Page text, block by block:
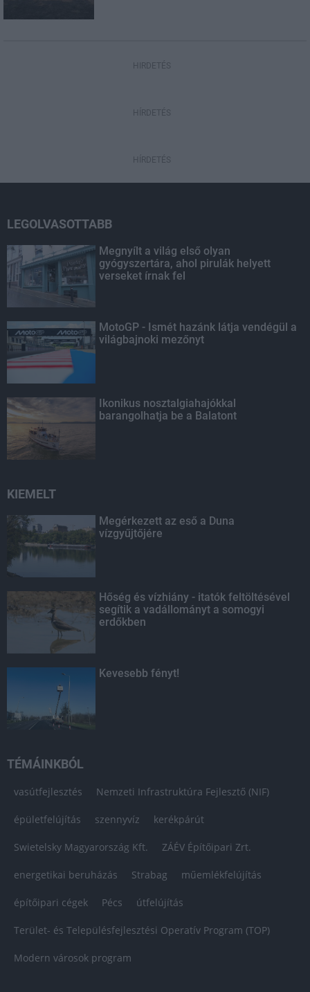
HIRDETÉS
HÍRDETÉS
HÍRDETÉS
LEGOLVASOTTABB
Megnyílt a világ első olyan
gyógyszertára, ahol pirulák helyett
verseket írnak fel
MotoGP - Ismét hazánk látja vendégül a
világbajnoki mezőnyt
Ikonikus nosztalgiahajókkal
barangolhatja be a Balatont
KIEMELT
Megérkezett az eső a Duna
vízgyűjtőjére
Hőség és vízhiány - itatók feltöltésével
segítik a vadállományt a somogyi
erdőkben
Kevesebb fényt!
TÉMÁINKBÓL
vasútfejlesztés Nemzeti Infrastruktúra Fejlesztő (NIF)
épületfelújítás szennyvíz kerékpárút
Swietelsky Magyarország Kft. ZÁÉV Építőipari Zrt.
energetikai beruházás Strabag műemlékfelújítás
építőipari cégek Pécs útfelújítás
Terület- és Településfejlesztési Operatív Program (TOP)
Modern városok program